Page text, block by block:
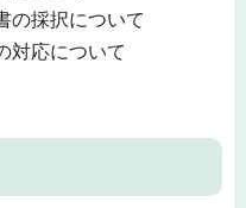
採択について
対応について